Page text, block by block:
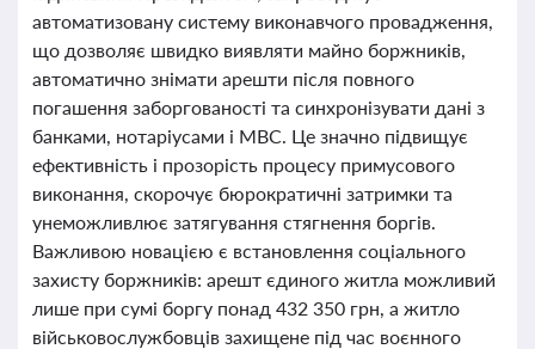
автоматизовану систему виконавчого провадження,
що дозволяє швидко виявляти майно боржників,
автоматично знімати арешти після повного
погашення заборгованості та синхронізувати дані з
банками, нотаріусами і МВС. Це значно підвищує
ефективність і прозорість процесу примусового
виконання, скорочує бюрократичні затримки та
унеможливлює затягування стягнення боргів.
Важливою новацією є встановлення соціального
захисту боржників: арешт єдиного житла можливий
лише при сумі боргу понад 432 350 грн, а житло
військовослужбовців захищене під час воєнного